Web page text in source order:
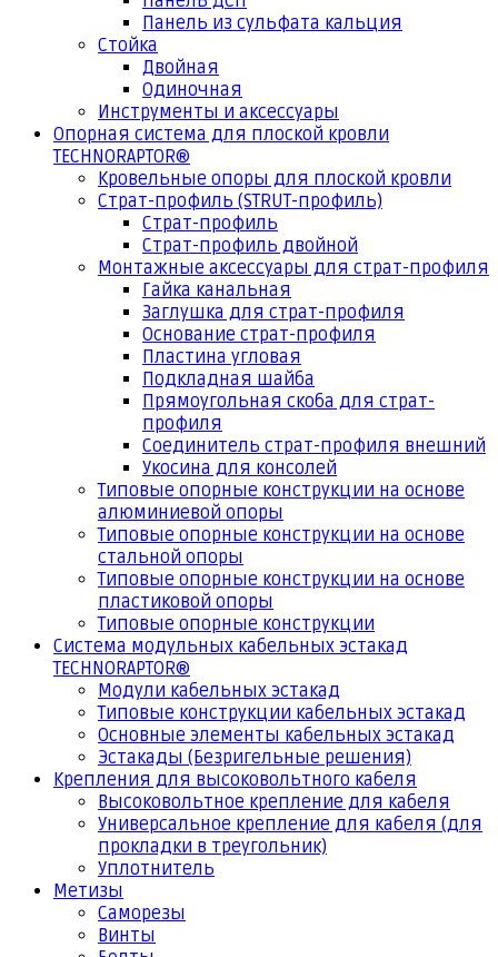
Панель из сульфата кальция
Стойка
Двойная
Одиночная
Инструменты и аксессуары
Опорная система для плоской кровли
TECHNORAPTOR®
Кровельные опоры для плоской кровли
Страт-профиль (STRUT-профиль)
Страт-профиль
Страт-профиль двойной
Монтажные аксессуары для страт-профиля
Гайка канальная
Заглушка для страт-профиля
Основание страт-профиля
Пластина угловая
Подкладная шайба
Прямоугольная скоба для страт-
профиля
Соединитель страт-профиля внешний
Укосина для консолей
Типовые опорные конструкции на основе
алюминиевой опоры
Типовые опорные конструкции на основе
стальной опоры
Типовые опорные конструкции на основе
пластиковой опоры
Типовые опорные конструкции
Система модульных кабельных эстакад
TECHNORAPTOR®
Модули кабельных эстакад
Типовые конструкции кабельных эстакад
Основные элементы кабельных эстакад
Эстакады (Безригельные решения)
Крепления для высоковольтного кабеля
Высоковольтное крепление для кабеля
Универсальное крепление для кабеля (для
прокладки в треугольник)
Уплотнитель
Метизы
Саморезы
Винты